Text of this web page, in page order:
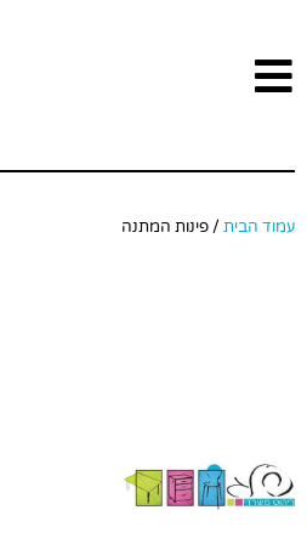
עמוד הבית / פינות המתנה